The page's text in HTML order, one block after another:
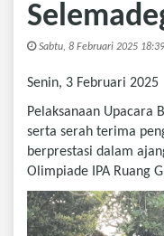
Sabtu, 8 Februari 2025
Senin, 3 Februari 2025
Pelaksanaan Upacara
serta serah terima
berprestasi dalam
Olimpiade IPA Ruang